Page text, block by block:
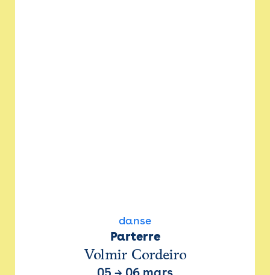
danse
Parterre
Volmir Cordeiro